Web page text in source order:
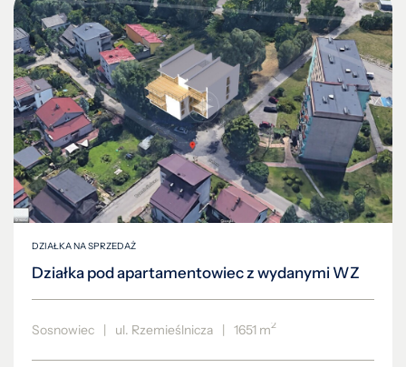
DZIAŁKA NA SPRZEDAŻ
Działka pod apartamentowiec z wydanymi WZ
Sosnowiec | ul. Rzemieślnicza | 1651 m2